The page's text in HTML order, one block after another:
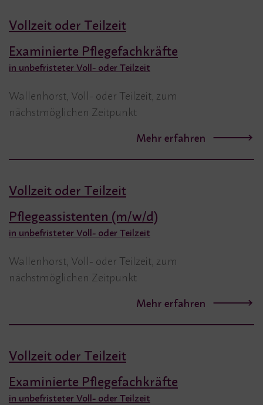
Vollzeit oder Teilzeit
Examinierte Pflegefachkräfte
in unbefristeter Voll- oder Teilzeit
Wallenhorst, Voll- oder Teilzeit, zum
nächstmöglichen Zeitpunkt
Mehr erfahren
Vollzeit oder Teilzeit
Pflegeassistenten (m/w/d)
in unbefristeter Voll- oder Teilzeit
Wallenhorst, Voll- oder Teilzeit, zum
nächstmöglichen Zeitpunkt
Mehr erfahren
Vollzeit oder Teilzeit
Examinierte Pflegefachkräfte
in unbefristeter Voll- oder Teilzeit